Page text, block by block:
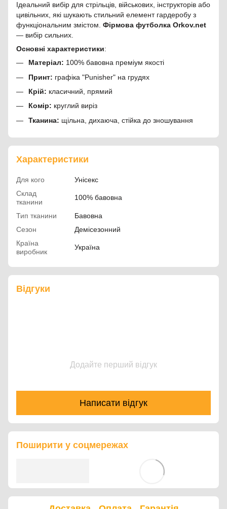
Ідеальний вибір для стрільців, військових, інструкторів або
цивільних, які шукають стильний елемент гардеробу з
функціональним змістом. Фірмова футболка Orkov.net
— вибір сильних.
Основні характеристики:
Матеріал: 100% бавовна преміум якості
Принт: графіка "Punisher" на грудях
Крій: класичний, прямий
Комір: круглий виріз
Тканина: щільна, дихаюча, стійка до зношування
Характеристики
Для кого
Унісекс
Склад
тканини
100% бавовна
Тип тканини
Бавовна
Сезон
Демісезонний
Країна
виробник
Україна
Відгуки
Додайте перший відгук
Написати відгук
Поширити у соцмережах